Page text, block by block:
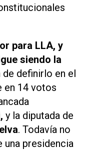
para LLA, y
siendo la
definirlo en el
en 14 votos
y la diputada de
. Todavía no
presidencia